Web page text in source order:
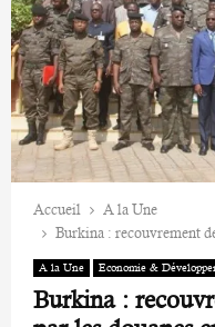
Accueil
A la Une
Burkina : recouvrement
A la Une Economie &
Burkina :